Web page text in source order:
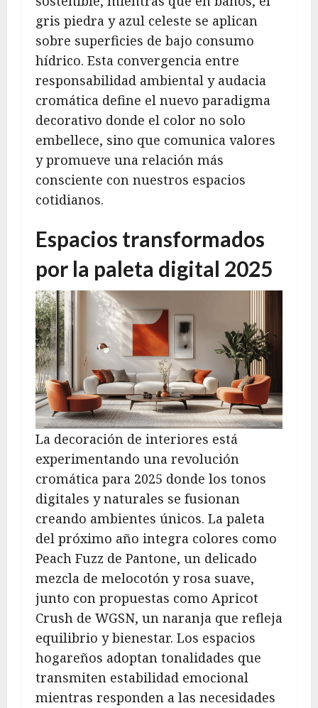
gris piedra y azul celeste se aplican
sobre superficies de bajo consumo
hídrico. Esta convergencia entre
responsabilidad ambiental y audacia
cromática define el nuevo paradigma
decorativo donde el color no solo
embellece, sino que comunica valores
y promueve una relación más
consciente con nuestros espacios
cotidianos.
Espacios transformados
por la paleta digital 2025
La decoración de interiores está
experimentando una revolución
cromática para 2025 donde los tonos
digitales y naturales se fusionan
creando ambientes únicos. La paleta
del próximo año integra colores como
Peach Fuzz de Pantone, un delicado
mezcla de melocotón y rosa suave,
junto con propuestas como Apricot
Crush de WGSN, un naranja que refleja
equilibrio y bienestar. Los espacios
hogareños adoptan tonalidades que
transmiten estabilidad emocional
mientras responden a las necesidades